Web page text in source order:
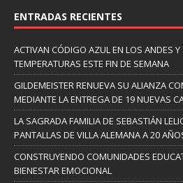
ENTRADAS RECIENTES
ACTIVAN CÓDIGO AZUL EN LOS ANDES Y
TEMPERATURAS ESTE FIN DE SEMANA
GILDEMEISTER RENUEVA SU ALIANZA
MEDIANTE LA ENTREGA DE 19 NUEVAS
LA SAGRADA FAMILIA DE SEBASTIÁN
PANTALLAS DE VILLA ALEMANA A 20
CONSTRUYENDO COMUNIDADES
BIENESTAR EMOCIONAL